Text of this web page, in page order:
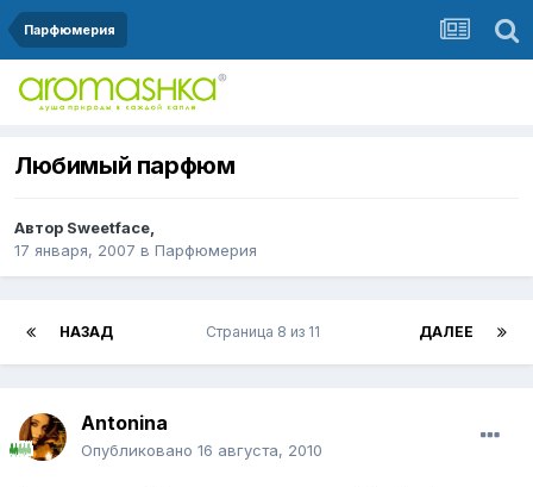
Парфюмерия
Любимый парфюм
Автор Sweetface,
17 января, 2007 в Парфюмерия
НАЗАД ДАЛЕЕ
Страница 8 из 11
Antonina
Опубликовано 16 августа, 2010